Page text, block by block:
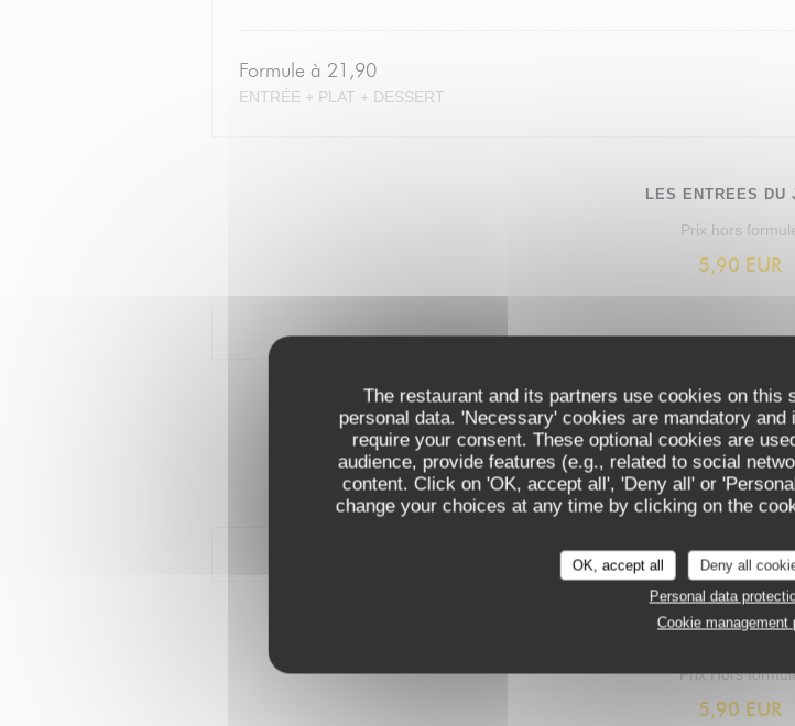
The restaurant and its partners use cookies on
personal data. 'Necessary' cookies are mandatory
require your consent. These optional cookies are
audience, provide features (e.g., related to social
content. Click on 'OK, accept all', 'Deny all' or
change your choices at any time by clicking on the
OK, accept all Deny all
Personal data
Cookie management
Formule à 21,90
ENTRÉE + PLAT + DESSERT
LES ENTREES DU
Prix hors
5,90 EUR
LES PLATS DU
Prix Hors
13,90 EUR
Prix Hors
5,90 EUR
LA CUIZINE